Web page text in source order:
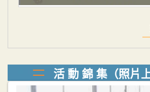
活 動 錦 集（照片上